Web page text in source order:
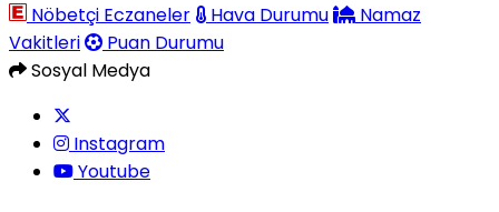
Nöbetçi Eczaneler
Hava Durumu
Namaz
Vakitleri
Puan Durumu
Sosyal Medya
Instagram
Youtube